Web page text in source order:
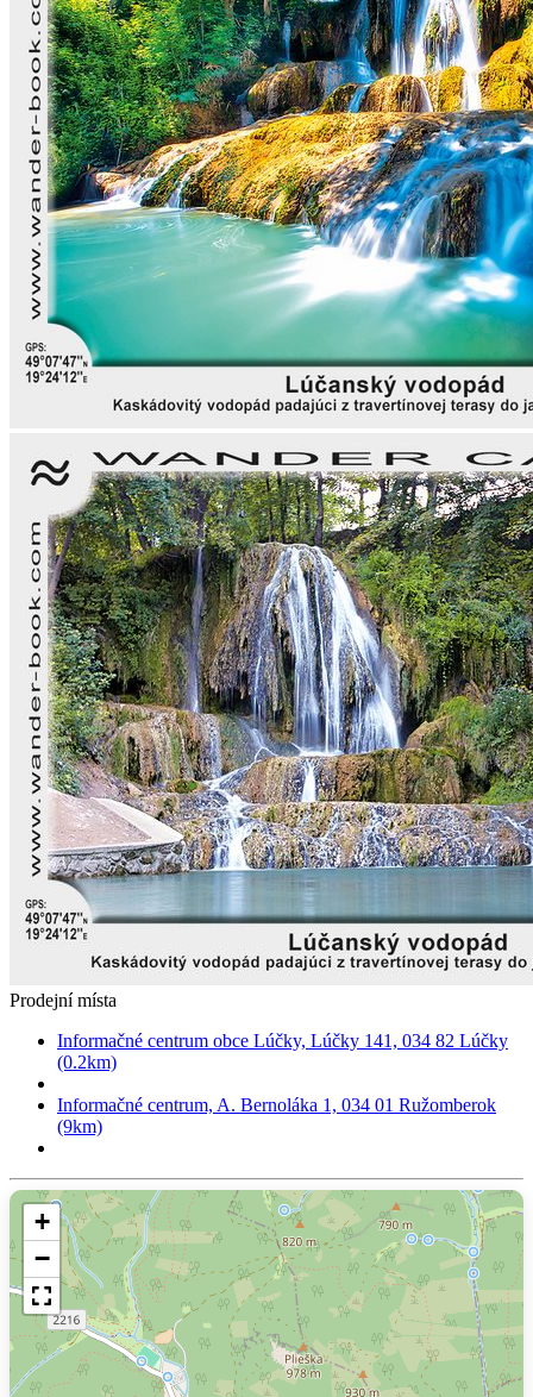
Prodejní místa
Informačné centrum obce Lúčky, Lúčky 141, 034 82 Lúčky
(0.2km)
Informačné centrum, A. Bernoláka 1, 034 01 Ružomberok
(9km)
+
−